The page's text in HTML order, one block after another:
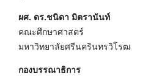
ผศ. ดร.ชนิดา มิตรานันท์
คณะศึกษาศาสตร์
มหาวิทยาลัยศรีนครินทรวิโรฒ
กองบรรณาธิการ